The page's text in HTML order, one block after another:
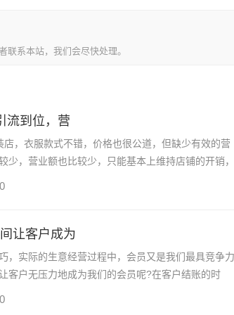
系本站，我们会尽快处理。
流到位，营
衣服款式不错，价格也很公道，但缺少有效的营
少，营业额也比较少，只能基本上维持店铺的开销，
0
让客户成为
实际的生意经营过程中，会员又是我们最具竞争力
客户无压力地成为我们的会员呢?在客户结账的时
0